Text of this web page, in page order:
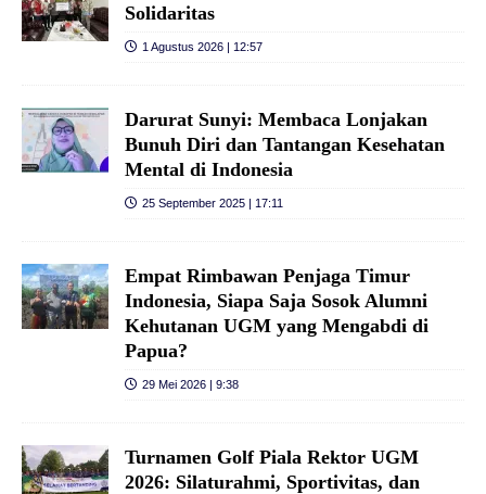
Solidaritas
1 Agustus 2026 | 12:57
Darurat Sunyi: Membaca Lonjakan
Bunuh Diri dan Tantangan Kesehatan
Mental di Indonesia
25 September 2025 | 17:11
Empat Rimbawan Penjaga Timur
Indonesia, Siapa Saja Sosok Alumni
Kehutanan UGM yang Mengabdi di
Papua?
29 Mei 2026 | 9:38
Turnamen Golf Piala Rektor UGM
2026: Silaturahmi, Sportivitas, dan